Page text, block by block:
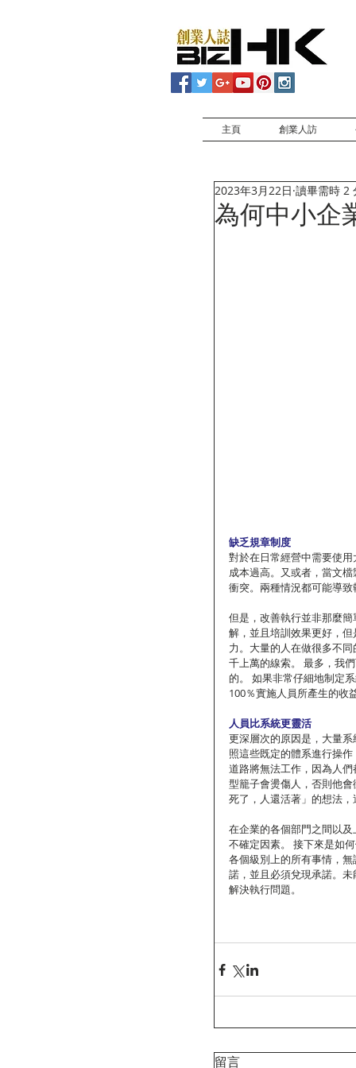
主頁 創業人訪
為何中小企
2023年3月22日 讀畢需時 2
缺乏規章制度
對於在日常經營中需要使
成本過高。又或者，當文
衝突。兩種情況都可能導致
但是，改善執行並非那麼
解，並且培訓效果更好，
力。大量的人在做很多不
千上萬的線索。 最多，我
的。 如果非常仔細地制定
100％實施人員所產生的收
人員比系統更靈活
更深層次的原因是，大量
照這些既定的體系進行操
道路將無法工作，因為人
型籠子會燙傷人，否則他
死了，人還活著」的想法，
在企業的各個部門之間以
不確定因素。 接下來是如
各個級別上的所有事情，
諾，並且必須兌現承諾。
解決執行問題。
留言